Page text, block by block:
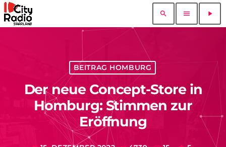
search menu play_arrow
BEITRAG HOMBURG
Der neue Concept-Store in
Homburg: Stimmen zur
Eröffnung